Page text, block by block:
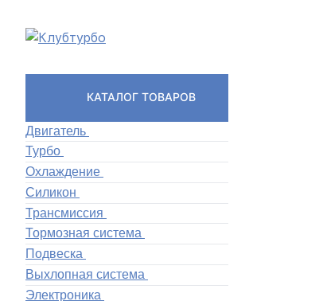
КАТАЛОГ ТОВАРОВ
Двигатель
Турбо
Охлаждение
Силикон
Трансмиссия
Тормозная система
Подвеска
Выхлопная система
Электроника